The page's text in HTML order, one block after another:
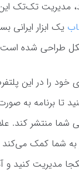
مدیریت تک‌تک این
یک ابزار ایرانی
طراحی شده
را در این
تا برنامه به
منتشر کند.
به شما کمک
مدیریت کنید و